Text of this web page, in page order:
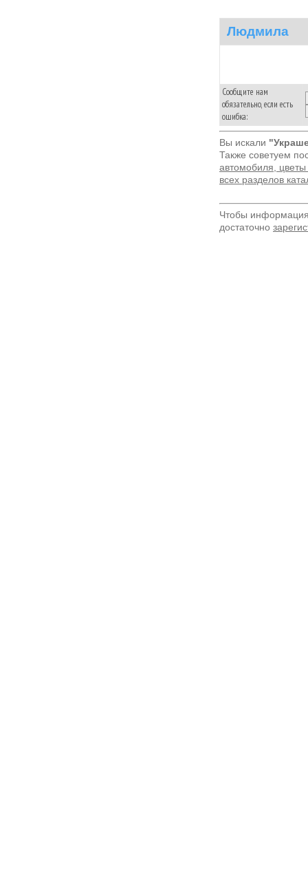
Людмила
Сообщите нам
обязательно, если есть
ошибка:
Вы искали
Также советуем
автомобиля,
всех разделов
Чтобы
достаточно